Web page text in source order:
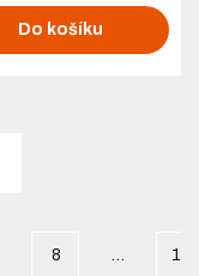
Do košíku
8 … 10